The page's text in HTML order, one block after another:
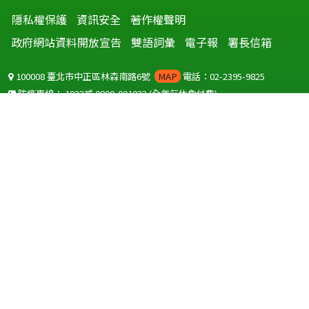
隱私權保護 資訊安全 著作權聲明
政府網站資料開放宣告
雙語詞彙 電子報 署長信箱
100008 臺北市中正區林森南路6號 MAP 電話：02-2395-9825
防疫專線：1922或0800-001922(全年無休免付費)